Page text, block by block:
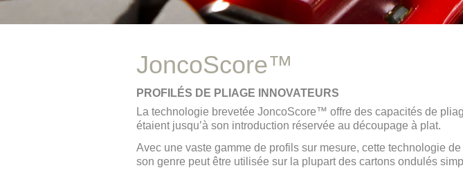
JoncoScore™
PROFILÉS DE PLIAGE INNOVATEURS
La technologie brevetée JoncoScore™ offre des capacités de
étaient jusqu’à son introduction réservée au découpage à plat.
Avec une vaste gamme de profils sur mesure, cette technologie
son genre peut être utilisée sur la plupart des cartons ondulés